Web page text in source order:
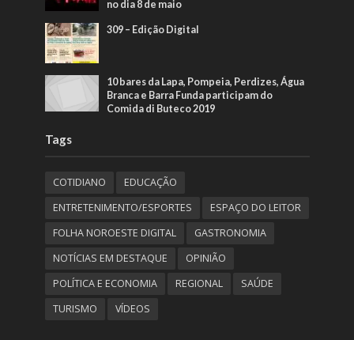
no dia 8 de maio
309 – Edição Digital
10 bares da Lapa, Pompeia, Perdizes, Água
Branca e Barra Funda participam do
Comida di Buteco 2019
Tags
COTIDIANO
EDUCAÇÃO
ENTRETENIMENTO/ESPORTES
ESPAÇO DO LEITOR
FOLHA NOROESTE DIGITAL
GASTRONOMIA
NOTÍCIAS EM DESTAQUE
OPINIÃO
POLÍTICA E ECONOMIA
REGIONAL
SAÚDE
TURISMO
VÍDEOS